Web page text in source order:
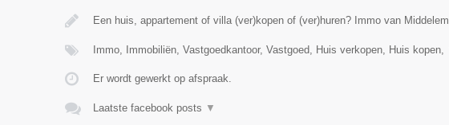
Een huis, appartement of villa (ver)kopen of (ver)huren? Immo van Middelem
Immo, Immobiliën, Vastgoedkantoor, Vastgoed, Huis verkopen, Huis kopen,
Er wordt gewerkt op afspraak.
Laatste facebook posts ▼